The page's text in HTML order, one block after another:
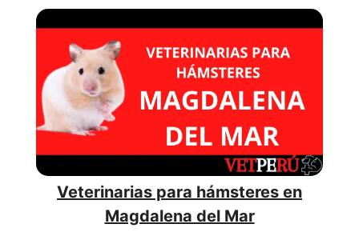
Veterinarias para hámsteres en
Magdalena del Mar